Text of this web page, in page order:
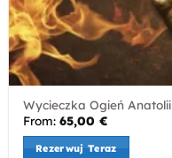
Wycieczka Ogień Anatolii
From:65,00€
Rezerwuj Teraz